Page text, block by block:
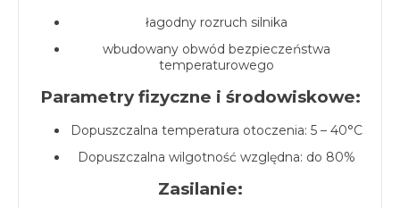
łagodny rozruch silnika
wbudowany obwód bezpieczeństwa
temperaturowego
Parametry fizyczne i środowiskowe:
Dopuszczalna temperatura otoczenia: 5 – 40°C
Dopuszczalna wilgotność względna: do 80%
Zasilanie: